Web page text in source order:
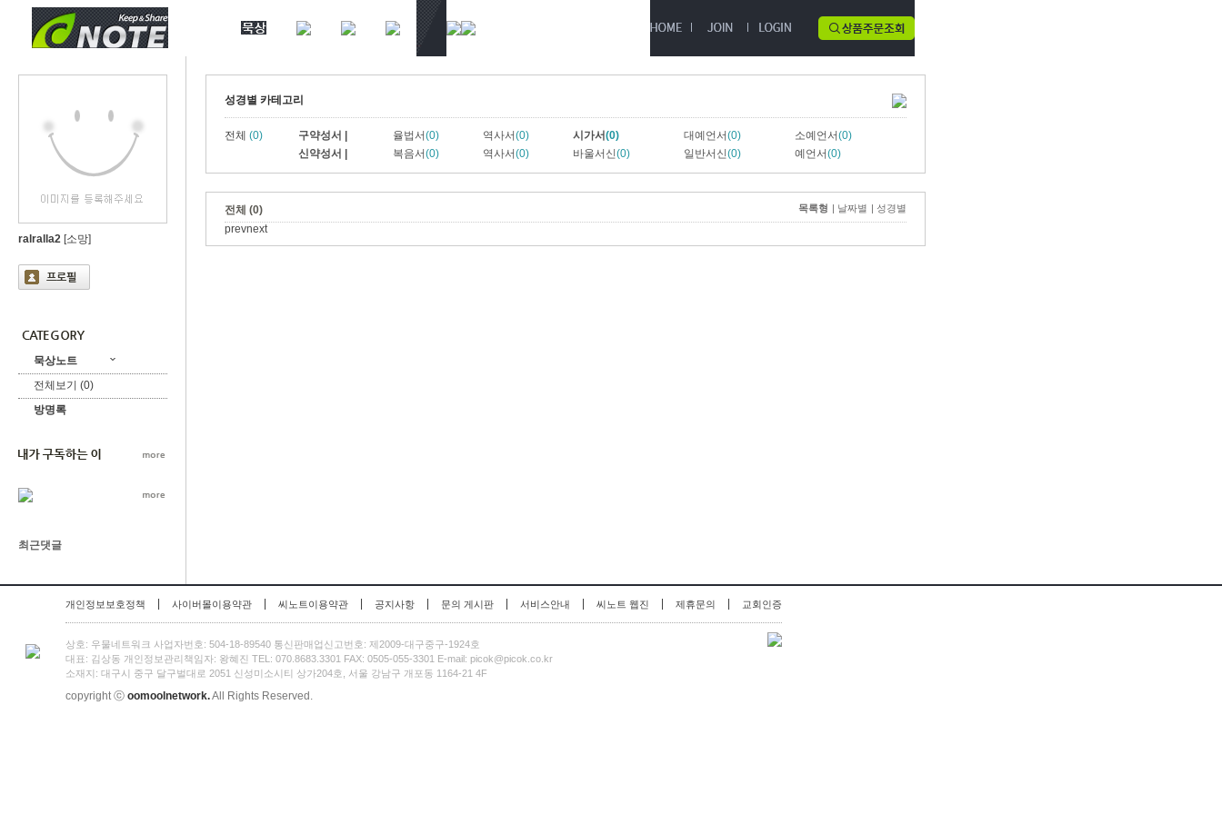
ralralla2 [소망]
묵상노트
전체보기 (0)
방명록
최근댓글
성경별 카테고리
전체 (0) 구약성서 | 율법서(0) 역사서(0) 시가서(0) 대예언서(0) 소예언서(0)
신약성서 |
복음서(0) 역사서(0) 바울서신(0) 일반서신(0) 예언서(0)
전체 (0) 목록형 | 날짜별 | 성경별
prevnext
개인정보보호정책 사이버몰이용약관 씨노트이용약관 공지사항 문의 게시판 서비스안내 씨노트 웹진 제휴문의 교회인증
상호: 우물네트워크 사업자번호: 504-18-89540 통신판매업신고번호: 제2009-대구중구-1924호
대표: 김상동 개인정보관리책임자: 왕혜진 TEL: 070.8683.3301 FAX: 0505-055-3301 E-mail: picok@picok.co.kr
소재지: 대구시 중구 달구벌대로 2051 신성미소시티 상가204호, 서울 강남구 개포동 1164-21 4F
copyright ⓒ oomoolnetwork.All Rights Reserved.